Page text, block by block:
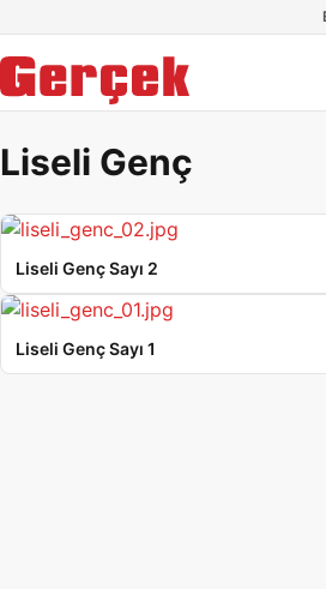
Liseli Genç
Liseli Genç Sayı 2
Liseli Genç Sayı 1